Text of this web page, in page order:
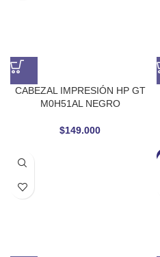
CABEZAL IMPRESIÓN HP GT
M0H51AL NEGRO
$149.000